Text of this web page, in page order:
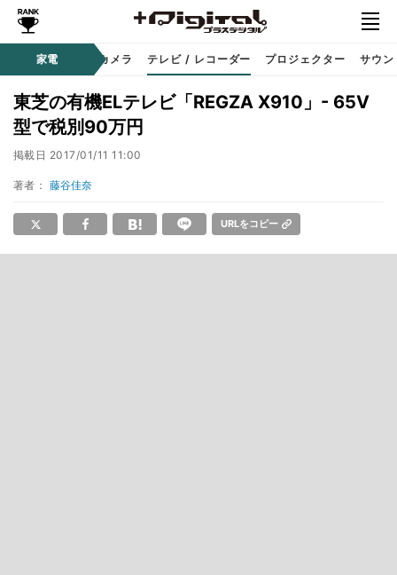
家電 カメラ テレビ / レコーダー プロジェクター サウ
東芝の有機ELテレビ「REGZA X910」- 65V
型で税別90万円
掲載日 2017/01/11 11:00
著者： 藤谷佳奈
URLをコピー